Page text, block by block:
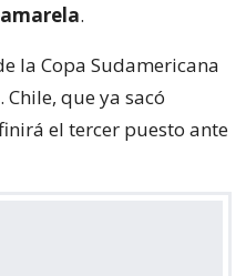
.
la Copa Sudamericana
que ya sacó
el tercer puesto ante